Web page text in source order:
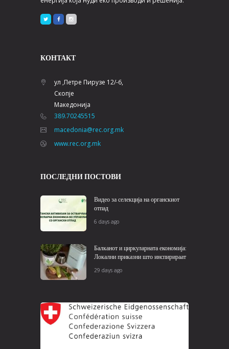
КОНТАКТ
ул ,Петре Пирузе 12/-6,
Скопје
Македонија
389.70245515
macedonia@rec.org.mk
www.rec.org.mk
ПОСЛЕДНИ ПОСТОВИ
Видео за селекција на органскиот
отпад
6 days ago
Балканот и циркуларната економија:
Локални приказни што инспирираат
29 days ago